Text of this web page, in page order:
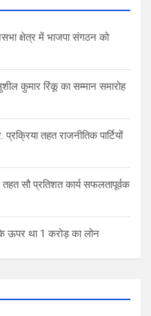
क्षेत्र में भाजपा संगठन को
कुमार रिंकू का सम्मान समारोह
तहत राजनीतिक पार्टियों
सौ प्रतिशत कार्य सफलतापूर्वक
के ऊपर था 1 करोड़ का लोन